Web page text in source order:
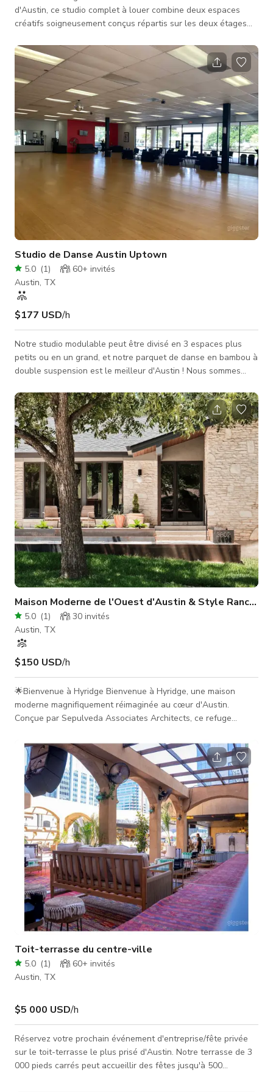
d'Austin, ce studio complet à louer combine deux espaces
créatifs soigneusement conçus répartis sur les deux étages
mélange unique de charme architectural original, de lumière
naturelle, de zones de production flexibles et d'une cuisine
entièrement équipée pour la photographie culinaire. Le
**premier étage** offre un environnement de studio créatif
ouvert av
Studio de Danse Austin Uptown
5.0 (1) 60+ invités
Austin, TX
$177 USD/h
Notre studio modulable peut être divisé en 3 espaces plus
petits ou en un grand, et notre parquet de danse en bambou à
double suspension est le meilleur d'Austin ! Nous sommes
d'une excellente lumière naturelle grâce à de grandes
fenêtres.
Maison Moderne de l'Ouest d'Austin & Style Ranch
5.0 (1) 30 invités
Austin, TX
$150 USD/h
🌟Bienvenue à Hyridge Bienvenue à Hyridge, une maison
moderne magnifiquement réimaginée au cœur d'Austin.
Conçue par Sepulveda Associates Architects, ce refuge
connexion sereine avec la nature. Avec des intérieurs ouverts,
de grandes fenêtres et une circulation fluide
intérieur/extérieur, c'est un espace polyvalent idéal pour des
productions créatives, des rassemblements et une
collaboration inspirée. ✨- Usages Id
Toit-terrasse du centre-ville
5.0 (1) 60+ invités
Austin, TX
$5 000 USD/h
Réservez votre prochain événement d'entreprise/fête privée
sur le toit-terrasse le plus prisé d'Austin. Notre terrasse de 3
000 pieds carrés peut accueillir des fêtes jusqu'à 500